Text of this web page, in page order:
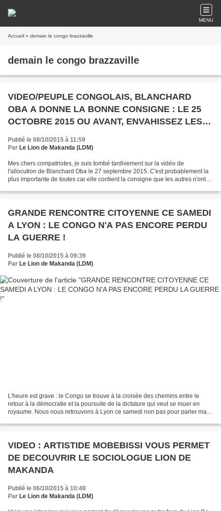
MENU
Accueil » demain le congo brazzaville
demain le congo brazzaville
VIDEO/PEUPLE CONGOLAIS, BLANCHARD
OBA A DONNE LA BONNE CONSIGNE : LE 25
OCTOBRE 2015 OU AVANT, ENVAHISSEZ LES
RUES !
Publié le 08/10/2015 à 11:59
Par Le Lion de Makanda (LDM)
Mes chers compatriotes, je suis tombé tardivement sur la vidéo de
l'allocution de Blanchard Oba le 27 septembre 2015. C'est probablement la
plus importante de toutes car elle contient la consigne que les autres n'ont
GRANDE RENCONTRE CITOYENNE CE SAMEDI
A LYON : LE CONGO N'A PAS ENCORE PERDU
LA GUERRE !
Publié le 08/10/2015 à 09:39
Par Le Lion de Makanda (LDM)
L'heure est grave : le Congo se trouve à la croisée des chemins entre le
retour à la démocratie et la poursuite de la dictature qui veut se muer en
royaume. Nous nous retrouvons à Lyon ce samedi non pas pour parler mais
VIDEO : ARTISTIDE MOBEBISSI VOUS PERMET
DE DECOUVRIR LE SOCIOLOGUE LION DE
MAKANDA
Publié le 06/10/2015 à 10:48
Par Le Lion de Makanda (LDM)